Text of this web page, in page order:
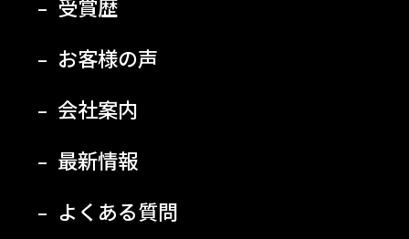
受賞歴
お客様の声
会社案内
最新情報
よくある質問